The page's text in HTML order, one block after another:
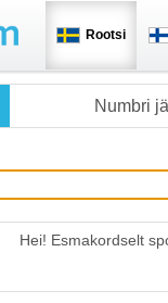
Rootsi
Numbri
Hei! Esmakordselt